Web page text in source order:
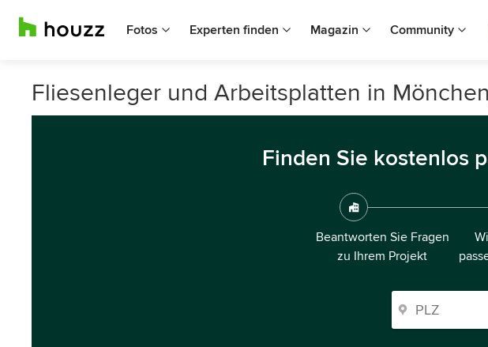
Fotos Experten finden Magazin Community
Fliesenleger und Arbeitsplatten in
Finden Sie kostenlos
Beantworten Sie Fragen
zu Ihrem Projekt